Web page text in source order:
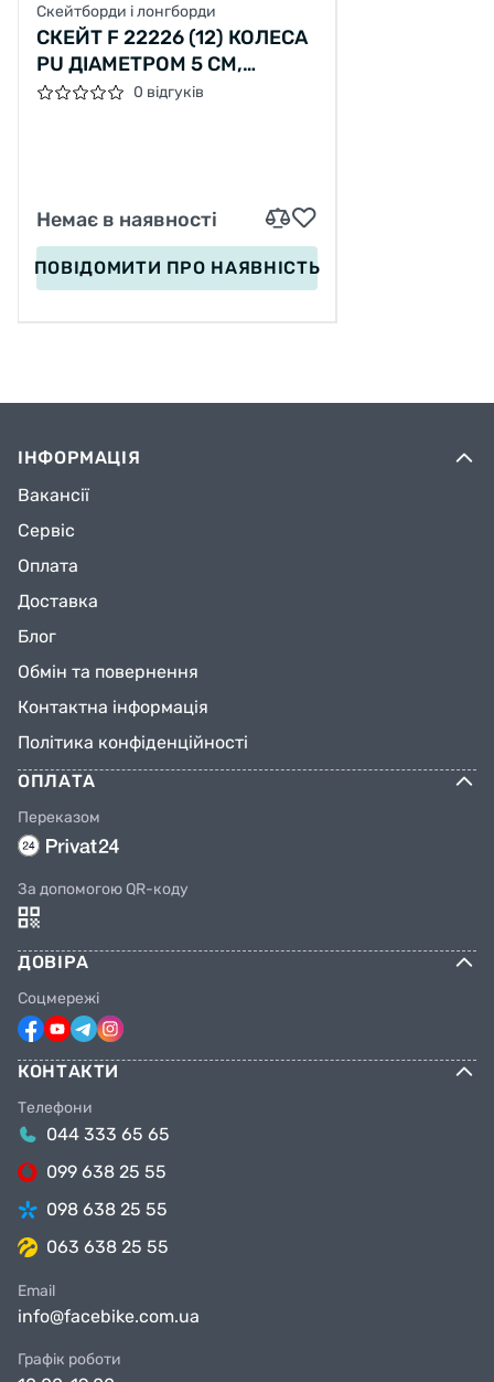
Скейтборди і лонгборди
СКЕЙТ F 22226 (12) КОЛЕСА
PU ДІАМЕТРОМ 5 СМ,
КИТАЙСЬКИЙ КЛЕН,
0 відгуків
Немає в наявності
ПОВІДОМИТИ ПРО НАЯВНІСТЬ
ІНФОРМАЦІЯ
Вакансії
Сервіс
Оплата
Доставка
Блог
Обмін та повернення
Контактна інформація
Політика конфіденційності
ОПЛАТА
Переказом
За допомогою QR-коду
ДОВІРА
Соцмережі
КОНТАКТИ
Телефони
044 333 65 65
099 638 25 55
098 638 25 55
063 638 25 55
Email
info@facebike.com.ua
Графік роботи